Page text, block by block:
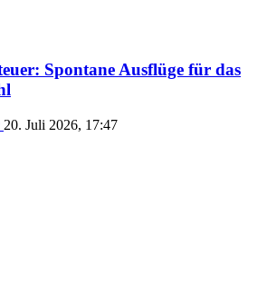
Spontane Ausflüge für das
20. Juli 2026, 17:47